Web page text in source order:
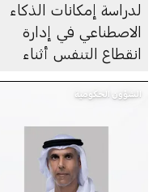
لدراسة إمكانات الذكاء
الاصطناعي في إدارة
انقطاع التنفس أثناء
الشؤون الحكومية